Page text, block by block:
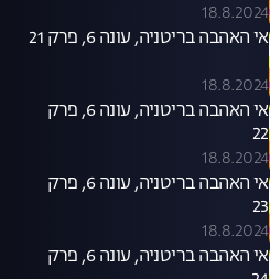
18.8.2024
אי האהבה בריטניה, עונה 6, פרק 21
18.8.2024
אי האהבה בריטניה, עונה 6, פרק
22
18.8.2024
אי האהבה בריטניה, עונה 6, פרק
23
18.8.2024
אי האהבה בריטניה, עונה 6, פרק